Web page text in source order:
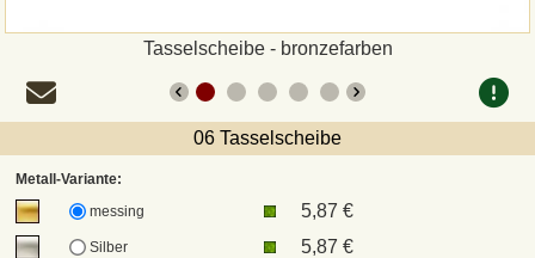
Tasselscheibe - bronzefarben
06 Tasselscheibe
Metall-Variante:
messing
5,87 €
Silber 5,87 €
Versandarten und Retouren
UPS
DHL Paket
DPD